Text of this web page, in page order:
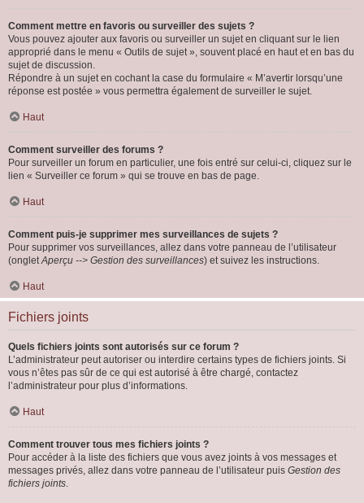
Comment mettre en favoris ou surveiller des sujets ?
Vous pouvez ajouter aux favoris ou surveiller un sujet en cliquant sur le lien
approprié dans le menu « Outils de sujet », souvent placé en haut et en bas du
sujet de discussion.
Répondre à un sujet en cochant la case du formulaire « M’avertir lorsqu’une
réponse est postée » vous permettra également de surveiller le sujet.
Haut
Comment surveiller des forums ?
Pour surveiller un forum en particulier, une fois entré sur celui-ci, cliquez sur le
lien « Surveiller ce forum » qui se trouve en bas de page.
Haut
Comment puis-je supprimer mes surveillances de sujets ?
Pour supprimer vos surveillances, allez dans votre panneau de l’utilisateur
(ongletAperçu --> Gestion des surveillances) et suivez les instructions.
Haut
Fichiers joints
Quels fichiers joints sont autorisés sur ce forum ?
L’administrateur peut autoriser ou interdire certains types de fichiers joints. Si
vous n’êtes pas sûr de ce qui est autorisé à être chargé, contactez
l’administrateur pour plus d’informations.
Haut
Comment trouver tous mes fichiers joints ?
Pour accéder à la liste des fichiers que vous avez joints à vos messages et
messages privés, allez dans votre panneau de l’utilisateur puis Gestion des
fichiers joints.